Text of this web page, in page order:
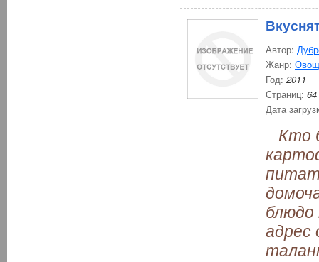
Автор:
Жанр:
Год: 2011
Страниц: 64
Дата
Кто
адрес